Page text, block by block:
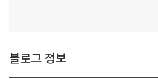
블로그 정보